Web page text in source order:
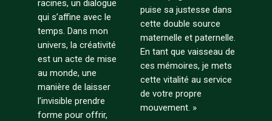
puise sa justesse dans
cette double source
maternelle et paternelle.
En tant que vaisseau de
ces mémoires, je mets
cette vitalité au service
de votre propre
mouvement. »
racines, un dialogue
qui s’affine avec le
temps. Dans mon
univers, la créativité
est un acte de mise
au monde, une
manière de laisser
l’invisible prendre
forme pour offrir,